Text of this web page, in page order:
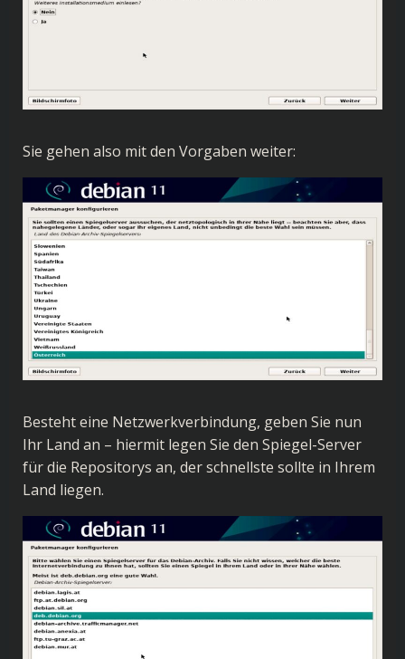
Sie gehen also mit den Vorgaben weiter:
Besteht eine Netzwerkverbindung, geben Sie nun
Ihr Land an – hiermit legen Sie den Spiegel-Server
für die Repositorys an, der schnellste sollte in Ihrem
Land liegen.